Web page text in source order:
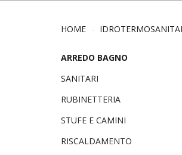
HOME
ARREDO BAGNO
SANITARI
RUBINETTERIA
STUFE E CAMINI
RISCALDAMENTO